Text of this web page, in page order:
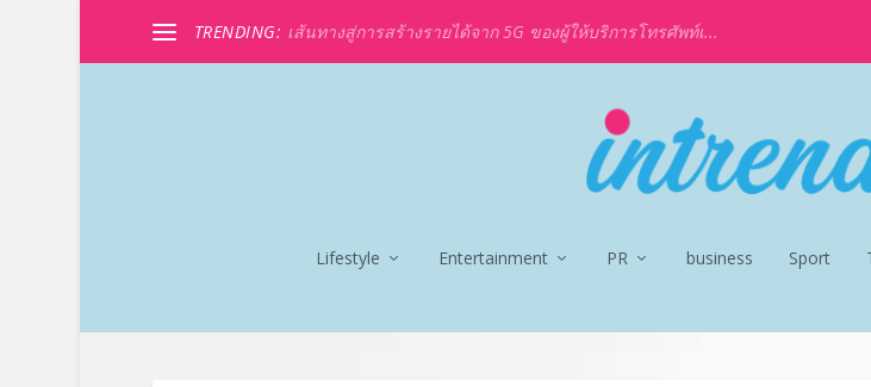
TRENDING: เส้นทางสู่การสร้างรายได้จาก 5G ของผู้ให้บริการโทรศัพท์เ...
Lifestyle Entertainment PR business Sport